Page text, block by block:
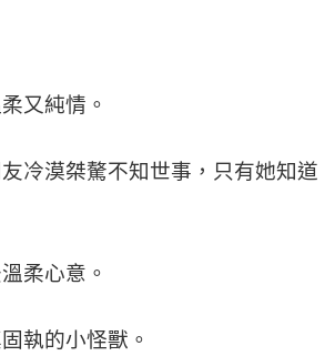
又純情。
冷漠桀驁不知世事，只有她知道
柔心意。
執的小怪獸。